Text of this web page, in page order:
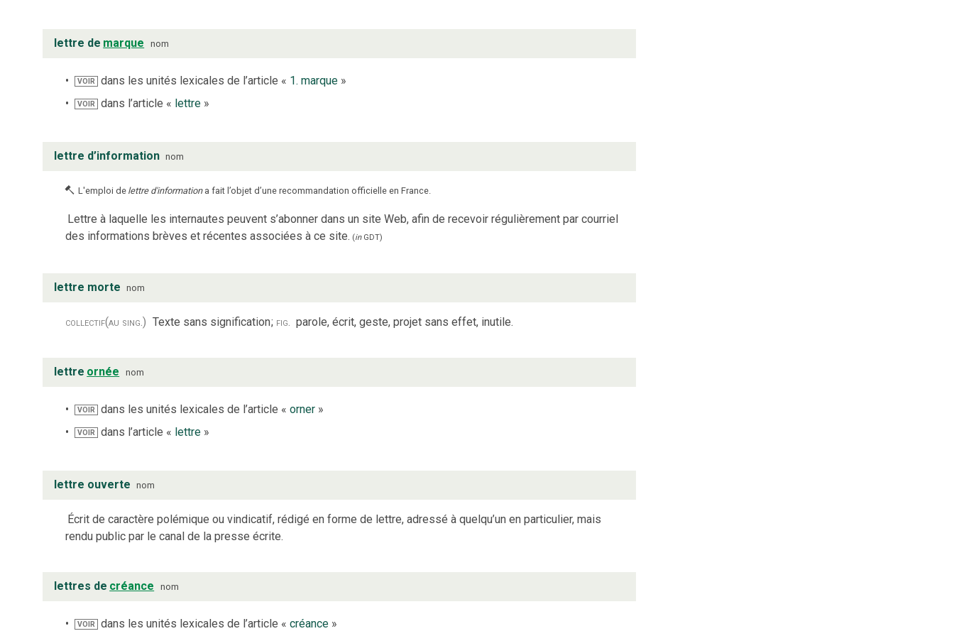
lettre de marque nom
VOIR dans les unités lexicales de l’article « 1. marque »
VOIR dans l’article « lettre »
lettre d’information nom
L'emploi de lettre d'information a fait l’objet d’une recommandation officielle en France.
Lettre à laquelle les internautes peuvent s’abonner dans un site Web, afin de recevoir régulièrement par courriel
des informations brèves et récentes associées à ce site. (inGDT)
lettre morte nom
collectif(au sing.) Texte sans signification; fig. parole, écrit, geste, projet sans effet, inutile.
lettre ornée nom
VOIR dans les unités lexicales de l’article «orner »
VOIR dans l’article « lettre »
lettre ouverte nom
Écrit de caractère polémique ou vindicatif, rédigé en forme de lettre, adressé à quelqu’un en particulier, mais
rendu public par le canal de la presse écrite.
lettres de créance nom
VOIR dans les unités lexicales de l’article «créance »